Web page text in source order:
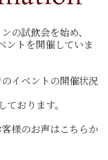
の試飲会を始め、
ントを開催していま
イベントの開催状況
おります。
様のお声はこちらか